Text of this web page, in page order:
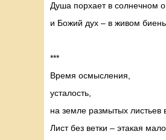
Душа порхает в солнечном
и Божий дух – в живом
***
Время осмысления,
усталость,
на земле размытых листьев
Лист без ветки – этакая